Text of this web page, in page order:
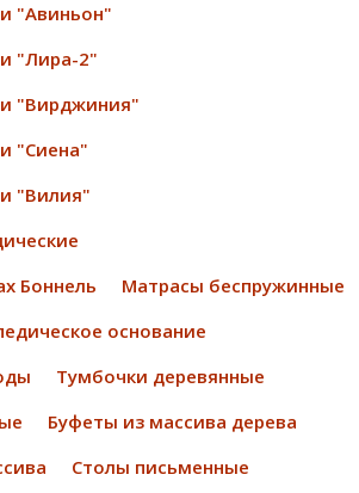
"Авиньон"
"Лира-2"
"Вирджиния"
"Сиена"
"Вилия"
Боннель
Матрасы беспружинные
основание
Тумбочки деревянные
Буфеты из массива дерева
Столы письменные